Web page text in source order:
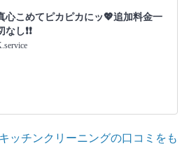
心こめてピカピカにッ💖追加料金一
なし❗️❗️
ッチンクリーニングの口コミをも